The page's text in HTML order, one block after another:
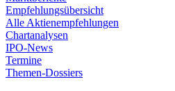
Empfehlungsübersicht
Alle Aktienempfehlungen
Chartanalysen
IPO-News
Termine
Themen-Dossiers